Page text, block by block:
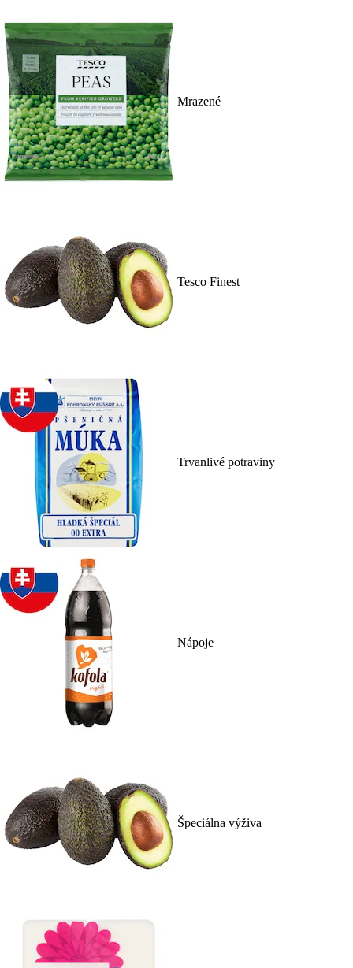
Mrazené
Tesco Finest
Trvanlivé potraviny
Nápoje
Špeciálna výživa